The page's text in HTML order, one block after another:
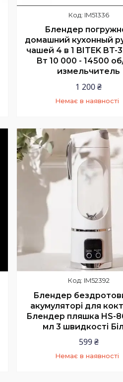
IM51336
Блендер
домашний кухонный
чашей 4 в 1 BITEK BT-
Вт 10 000 - 14500
измельчитель
1 200 ₴
Немає в наявності
+380 (63) 224-90-
IM52392
Блендер
акумуляторі для
Блендер пляшка HS-
мл 3 швидкості
599 ₴
Немає в наявності